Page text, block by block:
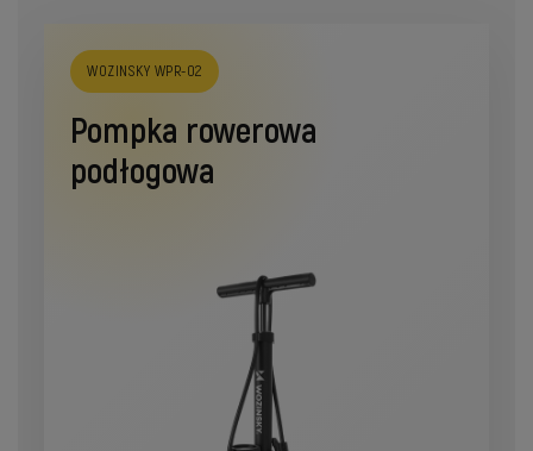
WOZINSKY WPR-02
Pompka rowerowa
podłogowa